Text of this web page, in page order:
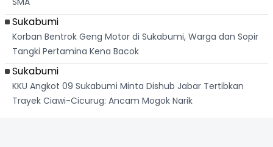
Sukabumi
Korban Bentrok Geng Motor di Sukabumi, Warga dan Sopir
Tangki Pertamina Kena Bacok
Sukabumi
KKU Angkot 09 Sukabumi Minta Dishub Jabar Tertibkan
Trayek Ciawi-Cicurug: Ancam Mogok Narik